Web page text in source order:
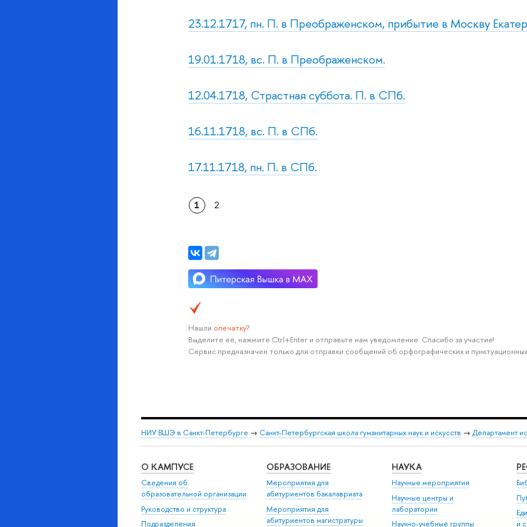
23.12.1717, пн. П. в Преображенском, прибытие в Москву
19.01.1718, вс. П. в Преображенском.
12.04.1718, Страстная суббота. П. в СПб.
16.11.1718, вс. П. в СПб.
17.11.1718, пн. П. в СПб.
1 2
Нашли опечатку?
Выделите её, нажмите Ctrl+Enter и отправьте нам уведомление. Спасибо за участие!
Сервис предназначен только для отправки сообщений об орфографических и
НИУ ВШЭ в Санкт-Петербурге → Санкт-Петербургская школа гуманитарных наук и искусств → Департамент
О КАМПУСЕ
Сведения об
образовательной организации
Руководство и структура
Подразделения
ОБРАЗОВАНИЕ
Мероприятия для
абитуриентов бакалавриата
Мероприятия для
абитуриентов магистратуры
НАУКА
Научные мероприятия
Научные центры и
лаборатории
Научно-учебные группы
и